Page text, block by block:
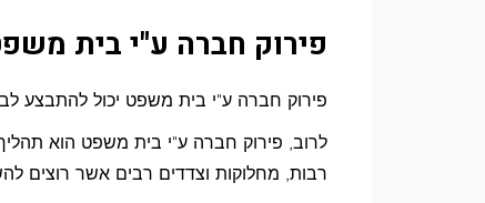
פירוק חברה ע"י בית
פירוק חברה ע"י בית משפט יכול להתבצע
לרוב, פירוק חברה ע"י בית משפט הוא
רבות, מחלוקות וצדדים רבים אשר רוצים